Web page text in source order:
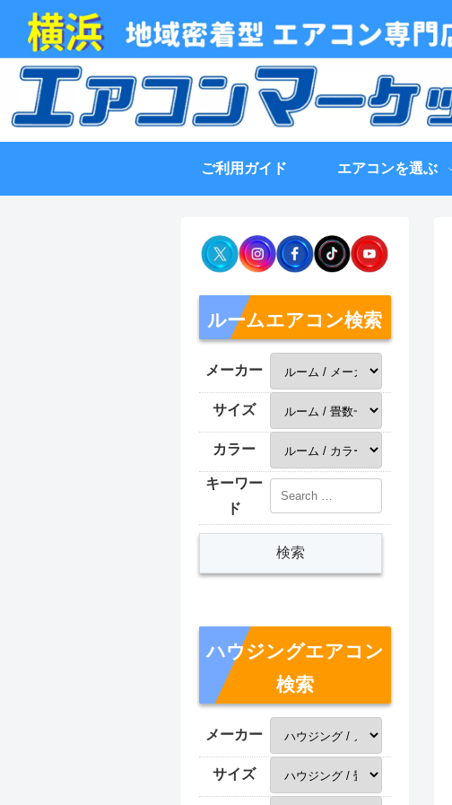
ご利用ガイド エアコンを選ぶ
ルームエアコン検索
メーカー
サイズ
カラー
キーワー
ド
ハウジングエアコン
検索
メーカー
サイズ